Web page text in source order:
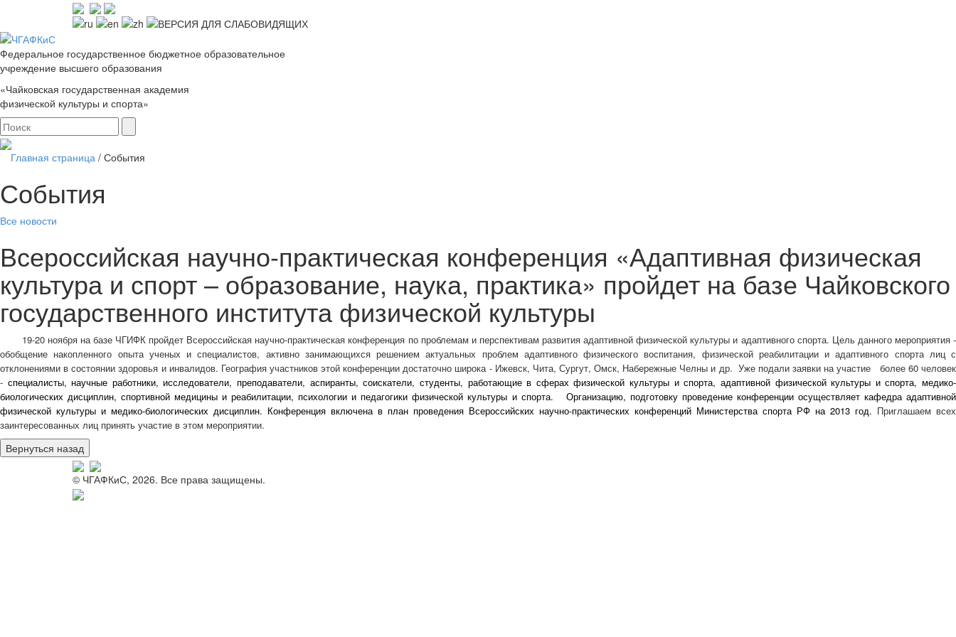
Федеральное государственное бюджетное образовательное
учреждение высшего образования
«Чайковская государственная академия
физической культуры и спорта»
Главная страница / События
События
Все новости
Всероссийская научно-практическая конференция «Адаптивная физическая
культура и спорт – образование, наука, практика» пройдет на базе Чайковского
государственного института физической культуры
19-20 ноября на базе ЧГИФК пройдет Всероссийская научно-практическая конференция по проблемам и перспективам развития адаптивной физической культуры и адаптивного спорта. Цель данного мероприятия -
обобщение накопленного опыта ученых и специалистов, активно занимающихся решением актуальных проблем адаптивного физического воспитания, физической реабилитации и адаптивного спорта лиц с
отклонениями в состоянии здоровья и инвалидов. География участников этой конференции достаточно широка - Ижевск, Чита, Сургут, Омск, Набережные Челны и др. Уже подали заявки на участие
более 60 человек
- специалисты, научные работники, исследователи, преподаватели, аспиранты, соискатели, студенты, работающие в сферах физической культуры и спорта, адаптивной физической культуры и спорта, медико-
биологических дисциплин, спортивной медицины и реабилитации, психологии и педагогики физической культуры и спорта.
Организацию, подготовку проведение конференции осуществляет кафедра адаптивной
физической культуры и медико-биологических дисциплин. Конференция включена в план проведения Всероссийских научно-практических конференций Министерства спорта РФ на 2013 год. Приглашаем всех
заинтересованных лиц принять участие в этом мероприятии.
© ЧГАФКиС, 2026. Все права защищены.